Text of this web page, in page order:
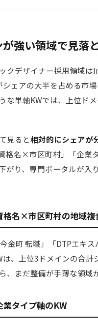
強い領域で見落
クデザイナー採用領域
シェアの大半を占める市
な単軸KWでは、上位ド
見ると相対的にシェアが
格名×市区町村」「企業
がり、専門ポータルが
名×市区町村の地域複
今金町 転職」「DTPエキ
は、上位3ドメインの合
、まだ整備が手薄な領域
タイプ軸のKW